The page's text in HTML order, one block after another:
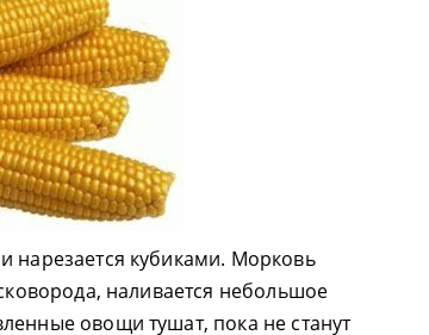
нарезается кубиками. Морковь
наливается небольшое
овощи тушат, пока не станут